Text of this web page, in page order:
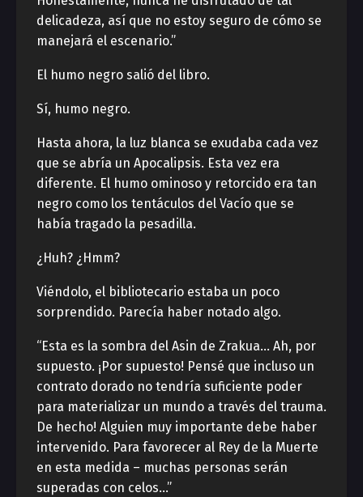
delicadeza, así que no estoy seguro de cómo se
manejará el escenario.”
El humo negro salió del libro.
Sí, humo negro.
Hasta ahora, la luz blanca se exudaba cada vez
que se abría un Apocalipsis. Esta vez era
diferente. El humo ominoso y retorcido era tan
negro como los tentáculos del Vacío que se
había tragado la pesadilla.
¿Huh? ¿Hmm?
Viéndolo, el bibliotecario estaba un poco
sorprendido. Parecía haber notado algo.
“Esta es la sombra del Asin de Zrakua… Ah, por
supuesto. ¡Por supuesto! Pensé que incluso un
contrato dorado no tendría suficiente poder
para materializar un mundo a través del trauma.
De hecho! Alguien muy importante debe haber
intervenido. Para favorecer al Rey de la Muerte
en esta medida – muchas personas serán
superadas con celos…”